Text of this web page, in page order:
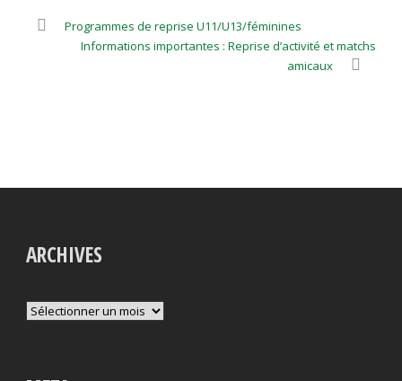
Programmes de reprise U11/U13/féminines
Informations importantes : Reprise d’activité et matchs
amicaux
ARCHIVES
Archives